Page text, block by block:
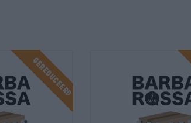
Gereduceerd